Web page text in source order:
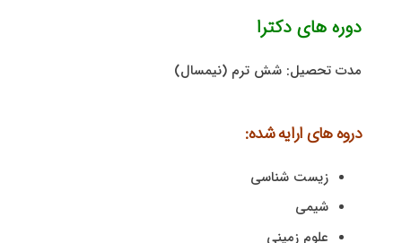
دوره های دکترا
مدت تحصیل: شش ترم (نیمسال)
دروه های ارایه شده:
زیست شناسی
شیمی
علوم زمینی